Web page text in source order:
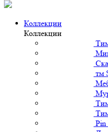
Коллекции
Коллекции
тм
Pin